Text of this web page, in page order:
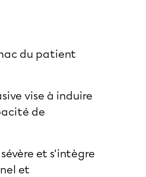
du patient
vise à induire
de
et s'intègre
et